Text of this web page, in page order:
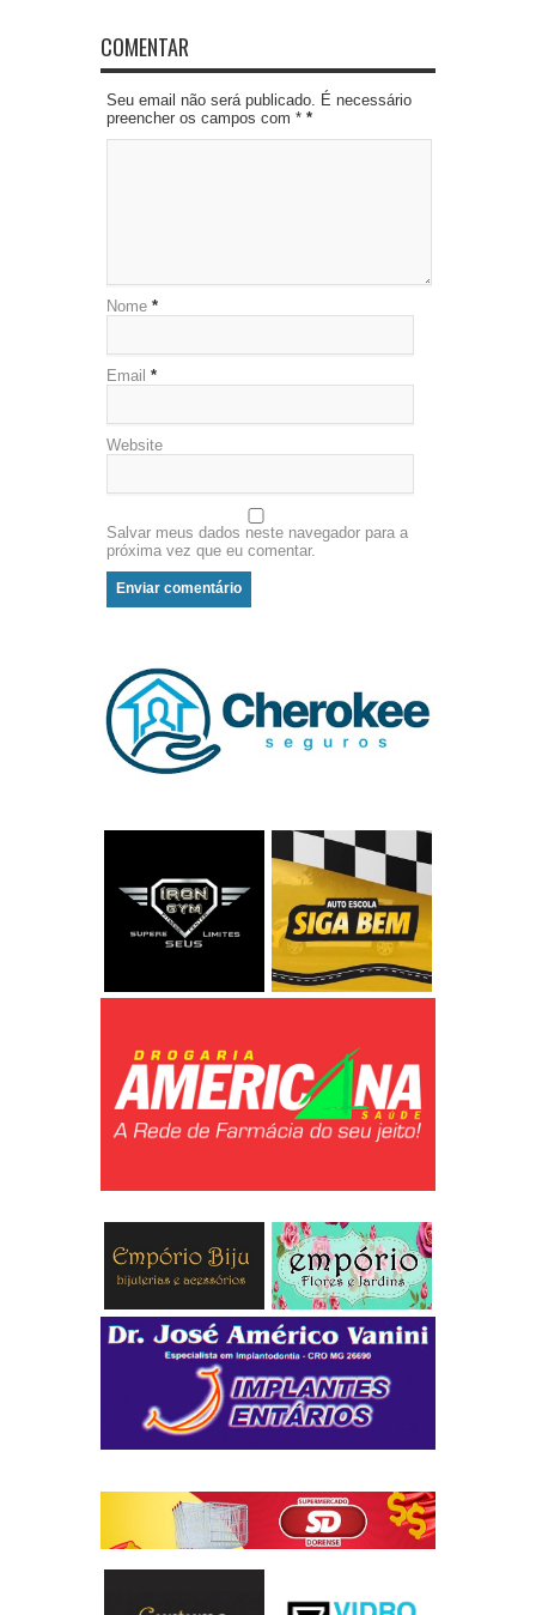
COMENTAR
Seu email não será publicado. É necessário
preencher os campos com * *
Nome *
Email *
Website
Salvar meus dados neste navegador para a
próxima vez que eu comentar.